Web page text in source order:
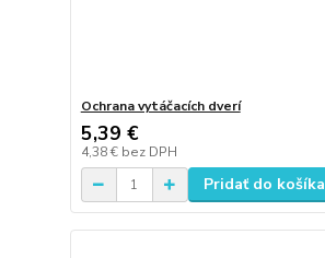
Ochrana vytáčacích dverí
5,39 €
4,38 € bez DPH
Pridať do košíka